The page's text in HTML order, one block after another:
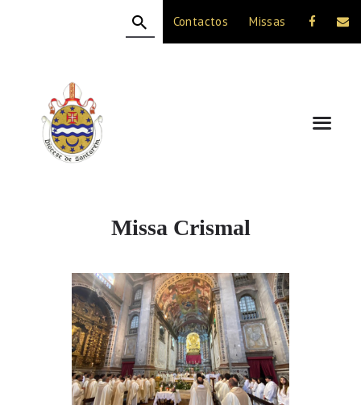
Contactos Missas
Missa Crismal
A DIOCESE
CELEBRAÇÃO
VIDA CRISTÃ
NOTÍCIAS